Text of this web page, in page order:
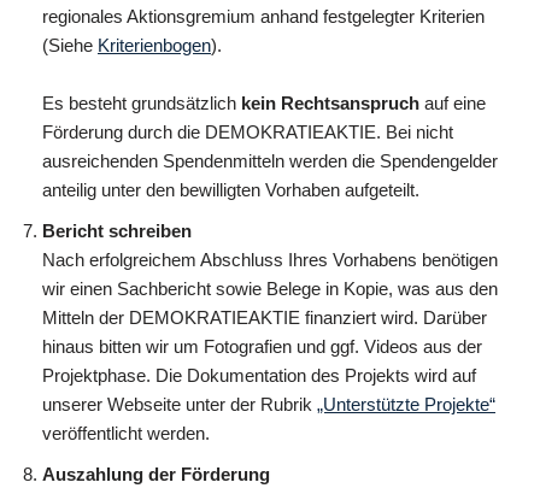
regionales Aktionsgremium anhand festgelegter Kriterien
(Siehe Kriterienbogen).
Es besteht grundsätzlich kein Rechtsanspruch auf eine
Förderung durch die DEMOKRATIEAKTIE. Bei nicht
ausreichenden Spendenmitteln werden die Spendengelder
anteilig unter den bewilligten Vorhaben aufgeteilt.
Bericht schreiben
Nach erfolgreichem Abschluss Ihres Vorhabens benötigen
wir einen Sachbericht sowie Belege in Kopie, was aus den
Mitteln der DEMOKRATIEAKTIE finanziert wird. Darüber
hinaus bitten wir um Fotografien und ggf. Videos aus der
Projektphase. Die Dokumentation des Projekts wird auf
unserer Webseite unter der Rubrik „Unterstützte Projekte“
veröffentlicht werden.
Auszahlung der Förderung